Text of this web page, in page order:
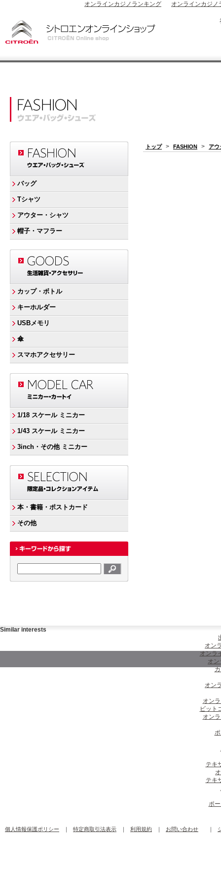
オンラインカジノランキング オンラインカジノ
バッグ
Tシャツ
アウター・シャツ
帽子・マフラー
カップ・ボトル
キーホルダー
USBメモリ
傘
スマホアクセサリー
1/18 スケール ミニカー
1/43 スケール ミニカー
3inch・その他 ミニカー
本・書籍・ポストカード
その他
トップ > FASHION > アウ
Similar interests
オン
オンラ
オ
オン
オン
ビット
オン
テキ
テキ
ポ
個人情報保護ポリシー ｜ 特定商取引法表示 ｜ 利用規約 ｜ お問い合わせ ｜